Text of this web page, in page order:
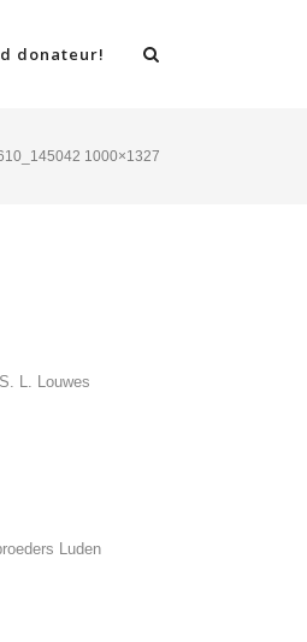
donateur!
1000×1327
L. Louwes
Luden